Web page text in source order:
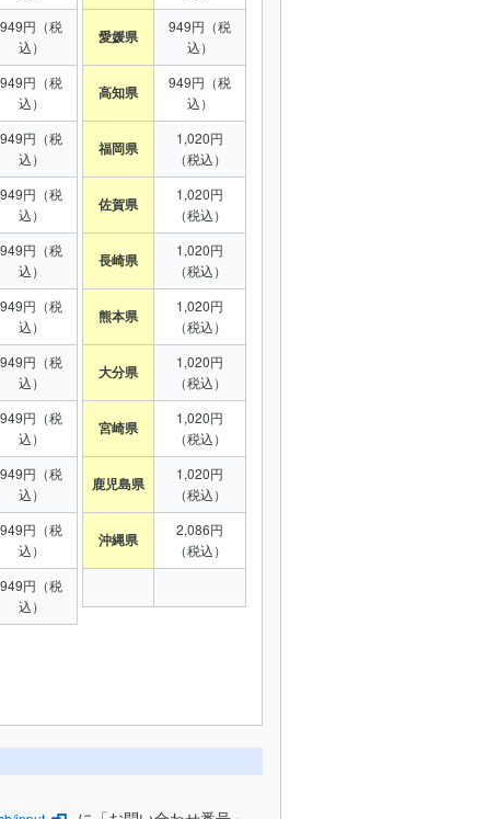
949円（税
込）
949円（税
込）
949円（税
込）
949円（税
込）
949円（税
込）
949円（税
込）
949円（税
込）
949円（税
込）
949円（税
込）
949円（税
込）
949円（税
込）
愛媛県
949円（税
込）
高知県
949円（税
込）
福岡県
1,020円
（税込）
佐賀県
1,020円
（税込）
長崎県
1,020円
（税込）
熊本県
1,020円
（税込）
大分県
1,020円
（税込）
宮崎県
1,020円
（税込）
鹿児島県
1,020円
（税込）
沖縄県
2,086円
（税込）